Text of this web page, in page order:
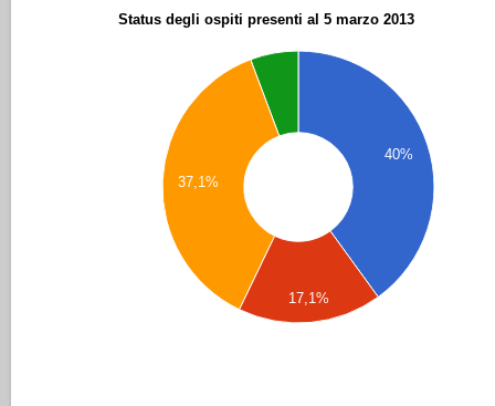
Status degli ospiti presenti al 5 marzo 2013
40%
37,1%
17,1%